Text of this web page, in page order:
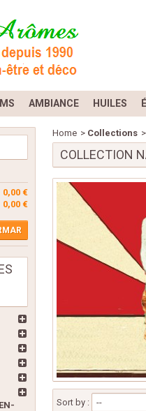
AMBIANCE HUILES
0,00 €
0,00 €
Home > Collections >
COLLECTION
Sort by : --